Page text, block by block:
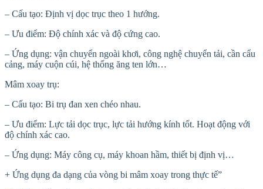
– Cấu tạo: Định vị dọc trục theo 1 hướng.
– Ưu điểm: Độ chính xác và độ cứng cao.
– Ứng dụng: vận chuyển ngoài khơi, công nghệ chuyển tải, cần cẩu
cảng, máy cuộn cúi, hệ thống ăng ten lớn…
Mâm xoay trụ:
– Cấu tạo: Bi trụ đan xen chéo nhau.
– Ưu điểm: Lực tải dọc trục, lực tải hướng kính tốt. Hoạt động với
độ chính xác cao.
– Ứng dụng: Máy công cụ, máy khoan hầm, thiết bị định vị…
+ Ứng dụng đa dạng của vòng bi mâm xoay trong thực tế”